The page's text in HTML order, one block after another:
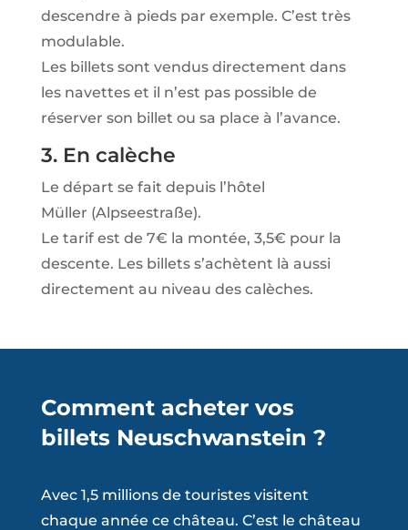
descendre à pieds par exemple. C’est très
modulable.
Les billets sont vendus directement dans
les navettes et il n’est pas possible de
réserver son billet ou sa place à l’avance.
3. En calèche
Le départ se fait depuis l’hôtel
Müller (Alpseestraße).
Le tarif est de 7€ la montée, 3,5€ pour la
descente. Les billets s’achètent là aussi
directement au niveau des calèches.
Comment acheter vos
billets Neuschwanstein ?
Avec 1,5 millions de touristes visitent
chaque année ce château. C’est le château